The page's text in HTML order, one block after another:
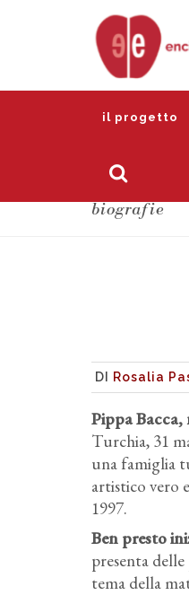
il progetto
biografie
DI Rosalia
Pippa Bacca,
Turchia, 31
una famiglia
artistico vero
1997.
Ben presto
presenta
tema della